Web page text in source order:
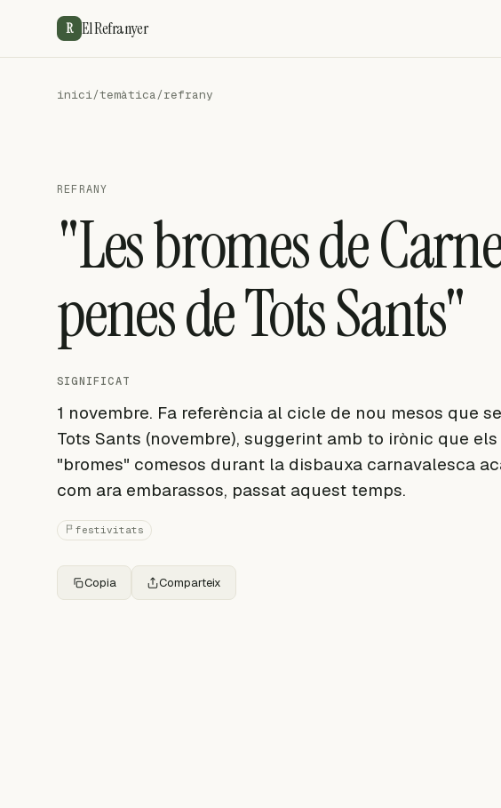
R El Refranyer
inici/temàtica/refrany
REFRANY
"Les bromes de
penes de Tots Sants"
SIGNIFICAT
1 novembre. Fa referència al cicle de nou mesos que
Tots Sants (novembre), suggerint amb to irònic que
"bromes" comesos durant la disbauxa carnavalesca
com ara embarassos, passat aquest temps.
festivitats
Copia Comparteix